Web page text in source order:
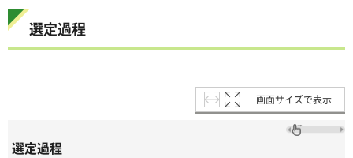
選定過程
画面サイズで表示
選定過程